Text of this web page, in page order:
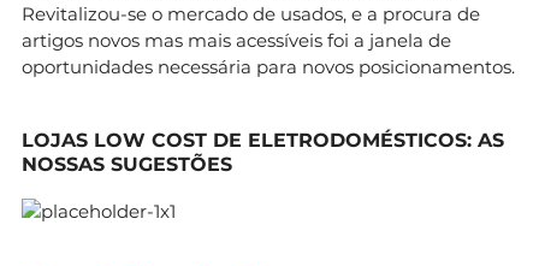
Revitalizou-se o mercado de usados, e a procura de
artigos novos mas mais acessíveis foi a janela de
oportunidades necessária para novos posicionamentos.
LOJAS LOW COST DE ELETRODOMÉSTICOS: AS
NOSSAS SUGESTÕES